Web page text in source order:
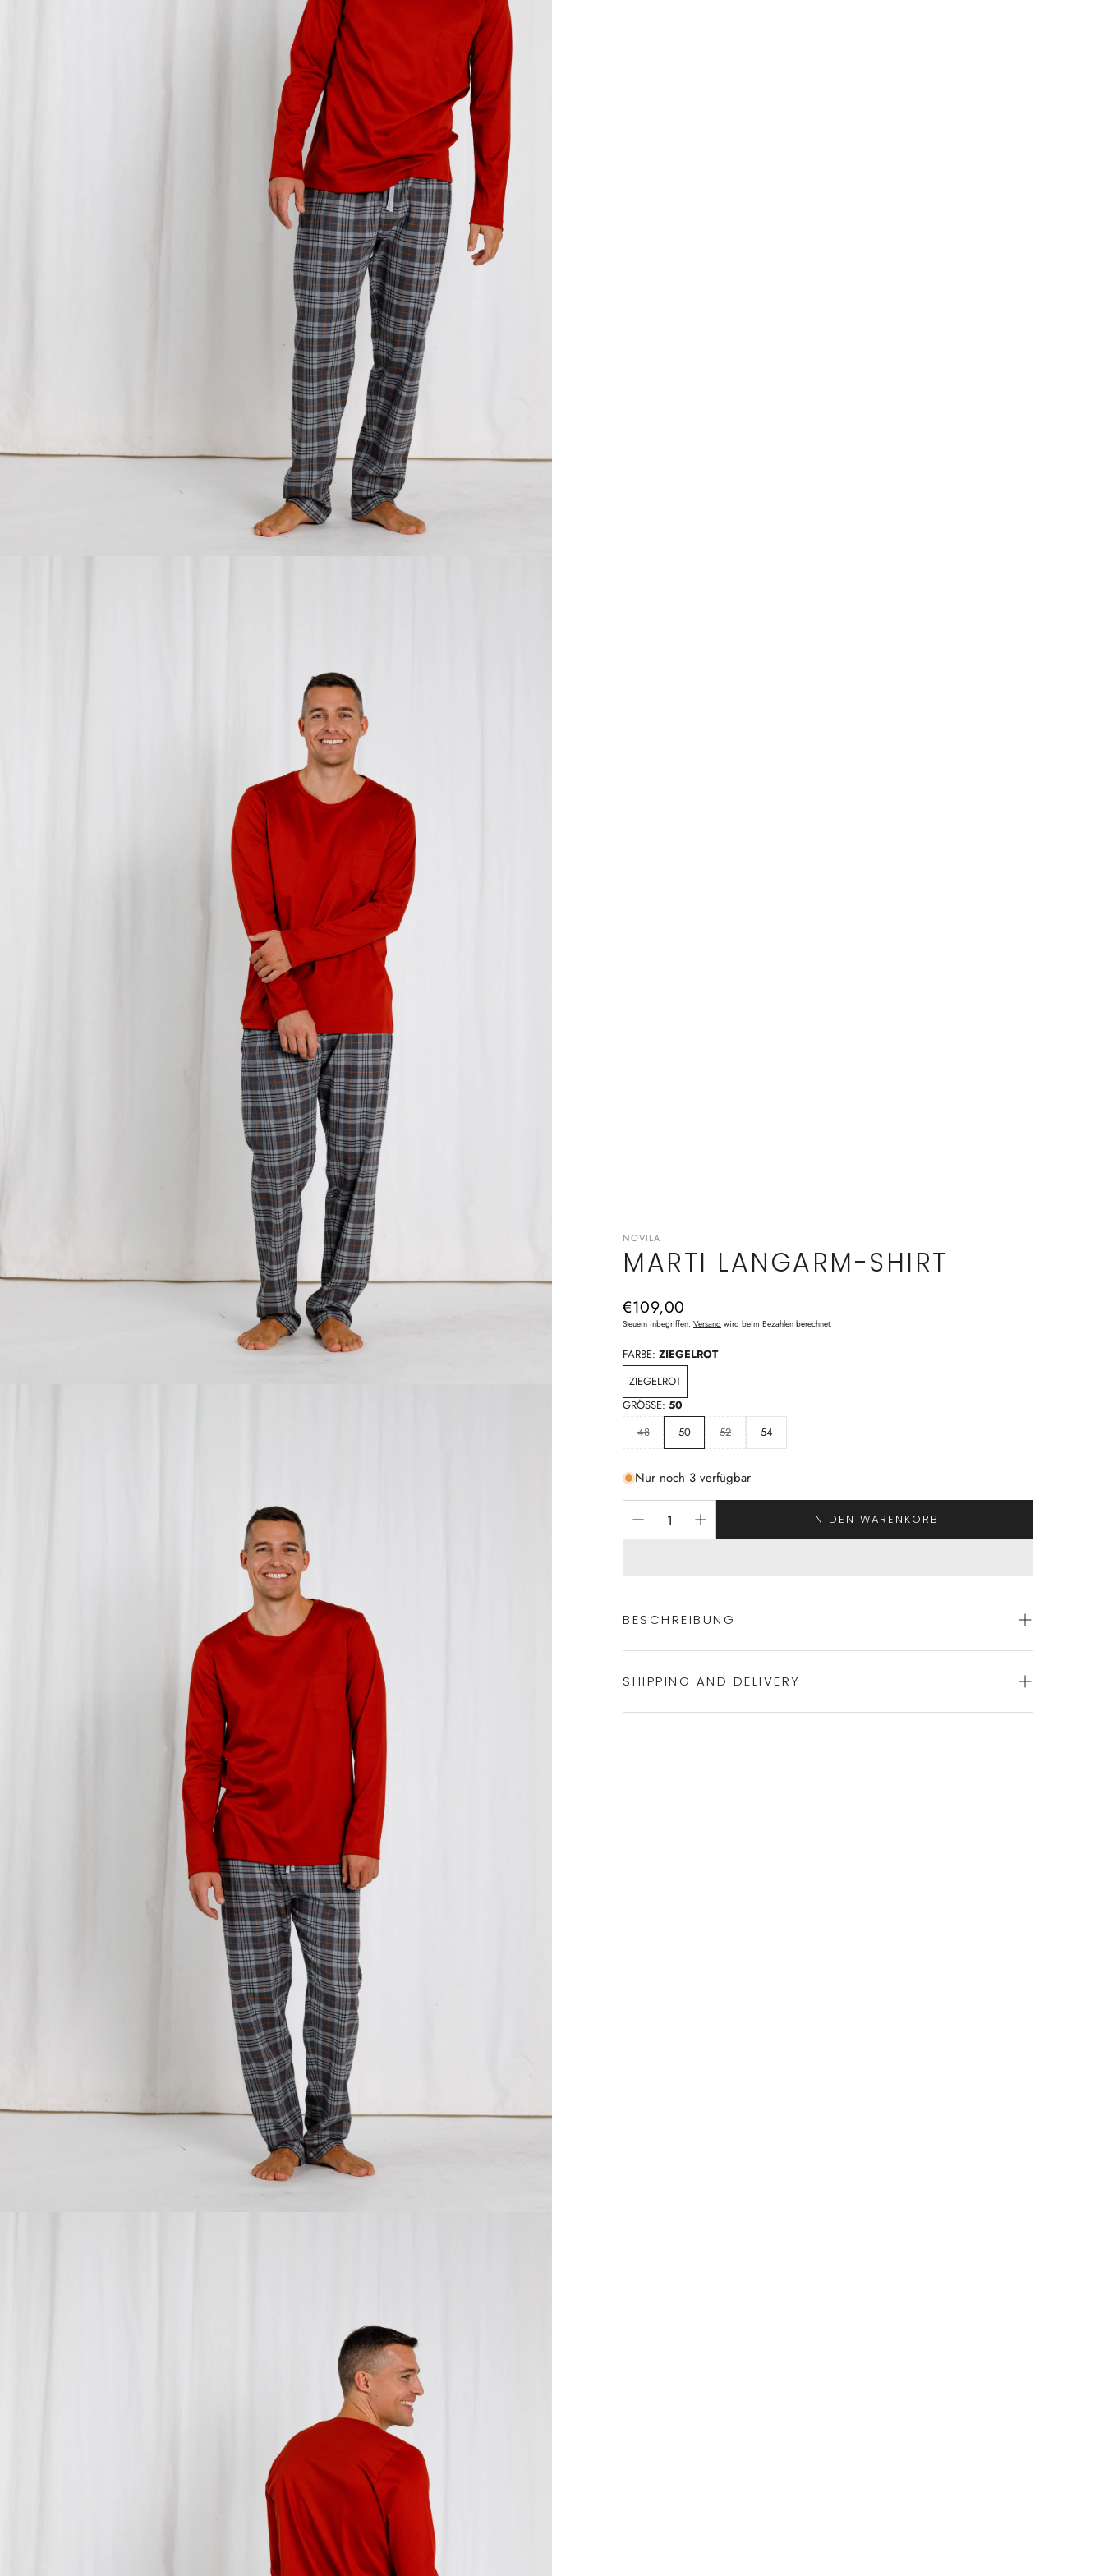
NOVILA
MARTI LANGARM-SHIRT
Normaler
Preis
€109,00
Steuern inbegriffen. Versand wird beim Bezahlen berechnet.
FARBE: ZIEGELROT
ZIEGELROT
GRÖSSE: 50
48
50 52 54
Nur noch 3 verfügbar
IN DEN WARENKORB
BESCHREIBUNG
Nachtwäsche aus feinster Baumwolle von NOVILA
SHIPPING AND DELIVERY